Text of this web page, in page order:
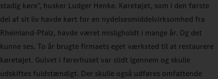
stadig køre", husker Ludger Henke. Køretøjet, som i den første
del af sit liv havde kørt for en nydelsesmiddelvirksomhed fra
Rheinland‑Pfalz, havde været misligholdt i mange år. Og det
kunne ses. To år brugte firmaets eget værksted til at restaurere
køretøjet. Gulvet i førerhuset var slidt igennem og skulle
udskiftes fuldstændigt. Der skulle også udføres omfattende